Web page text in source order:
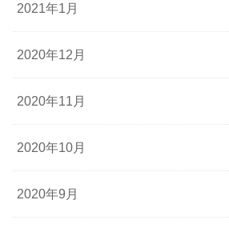
2021年1月
2020年12月
2020年11月
2020年10月
2020年9月